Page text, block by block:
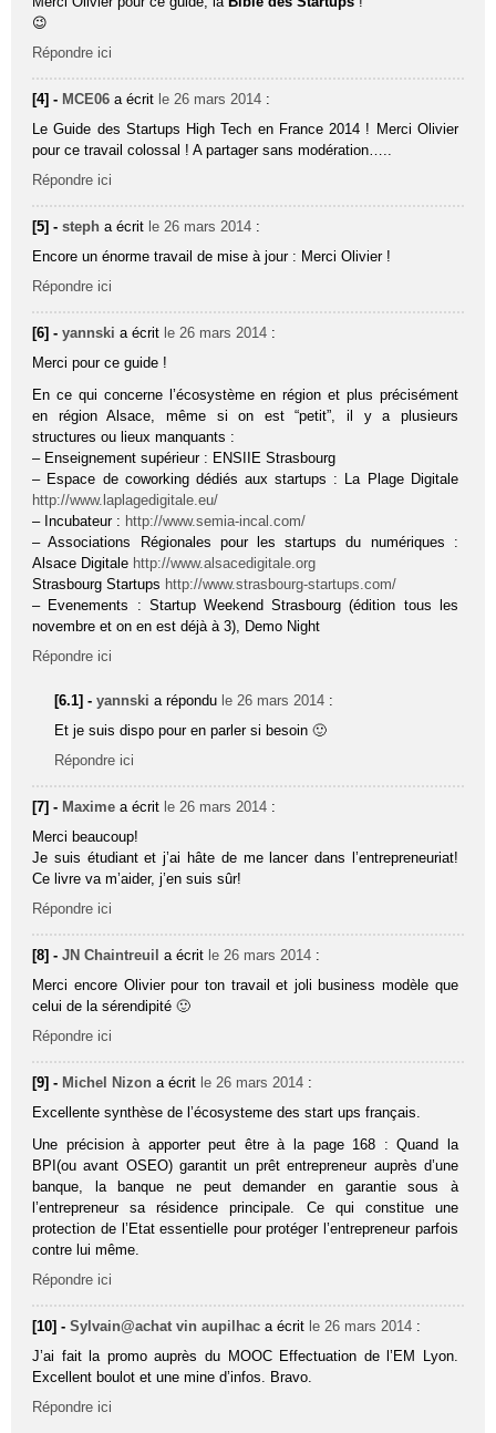
😉
Répondre ici
[4] - MCE06 a écrit le 26 mars 2014 :
Le Guide des Startups High Tech en France 2014 ! Merci Olivier
pour ce travail colossal ! A partager sans modération…..
Répondre ici
[5] -steph a écrit le 26 mars 2014 :
Encore un énorme travail de mise à jour : Merci Olivier !
Répondre ici
[6] -yannski a écrit le 26 mars 2014 :
Merci pour ce guide !
En ce qui concerne l’écosystème en région et plus précisément
en région Alsace, même si on est “petit”, il y a plusieurs
structures ou lieux manquants :
– Enseignement supérieur : ENSIIE Strasbourg
– Espace de coworking dédiés aux startups : La Plage Digitale
http://www.laplagedigitale.eu/
– Incubateur : http://www.semia-incal.com/
– Associations Régionales pour les startups du numériques :
Alsace Digitale http://www.alsacedigitale.org
Strasbourg Startups http://www.strasbourg-startups.com/
– Evenements : Startup Weekend Strasbourg (édition tous les
novembre et on en est déjà à 3), Demo Night
Répondre ici
[6.1] -yannski a répondu le 26 mars 2014 :
Et je suis dispo pour en parler si besoin 🙂
Répondre ici
[7] - Maxime a écrit le 26 mars 2014 :
Merci beaucoup!
Je suis étudiant et j’ai hâte de me lancer dans l’entrepreneuriat!
Ce livre va m’aider, j’en suis sûr!
Répondre ici
[8] -JN Chaintreuil a écrit le 26 mars 2014 :
Merci encore Olivier pour ton travail et joli business modèle que
celui de la sérendipité 🙂
Répondre ici
[9] - Michel Nizon a écrit le 26 mars 2014 :
Excellente synthèse de l’écosysteme des start ups français.
Une précision à apporter peut être à la page 168 : Quand la
BPI(ou avant OSEO) garantit un prêt entrepreneur auprès d’une
banque, la banque ne peut demander en garantie sous à
l’entrepreneur sa résidence principale. Ce qui constitue une
protection de l’Etat essentielle pour protéger l’entrepreneur parfois
contre lui même.
Répondre ici
[10] -Sylvain@achat vin aupilhac a écrit le 26 mars 2014 :
J’ai fait la promo auprès du MOOC Effectuation de l’EM Lyon.
Excellent boulot et une mine d’infos. Bravo.
Répondre ici